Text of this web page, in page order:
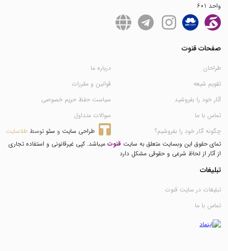
واحد 601
صفحات قنوت
طراحان
تقویم شیعه
آثار خود را بفروشید
تماس با ما
چگونه آثار خود را بفروشیم؟
درباره ما
قوانین و مقررات
سیاست حفظ حریم خصوصی
سوالات متداول
طراحی سایت و سئو توسط طلاسایت
تمای حقوق این وبسایت متعلق به سایت قنوت میباشد. کپی غیرقانونی و استفاده تجاری
از آثار از لحاظ شرعی و حقوقی مشکل دارد
تبلیغات
تبلیغات در سایت قنوت
تماس با ما